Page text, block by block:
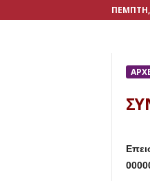
ΠΈΜΠΤΗ,